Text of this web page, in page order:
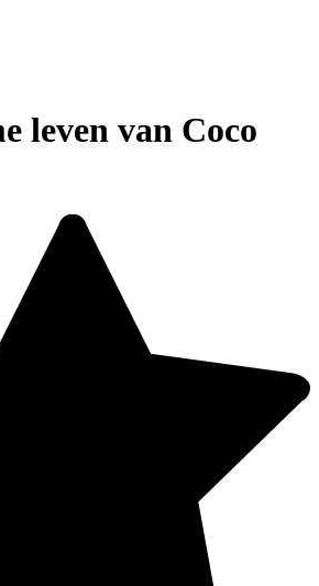
leven van Coco